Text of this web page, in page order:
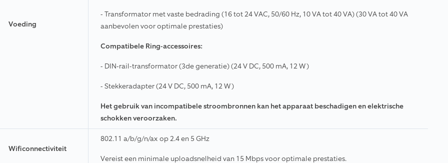
Voeding
- Transformator met vaste bedrading (16 tot 24 VAC, 50/60 Hz, 10 VA tot 40 VA) (30 VA tot 40 VA
aanbevolen voor optimale prestaties)
Compatibele Ring-accessoires:
- DIN-rail-transformator (3de generatie) (24 V DC, 500 mA, 12 W)
- Stekkeradapter (24 V DC, 500 mA, 12 W)
Het gebruik van incompatibele stroombronnen kan het apparaat beschadigen en elektrische
schokken veroorzaken.
Wificonnectiviteit
802.11 a/b/g/n/ax op 2.4 en 5 GHz
Vereist een minimale uploadsnelheid van 15 Mbps voor optimale prestaties.